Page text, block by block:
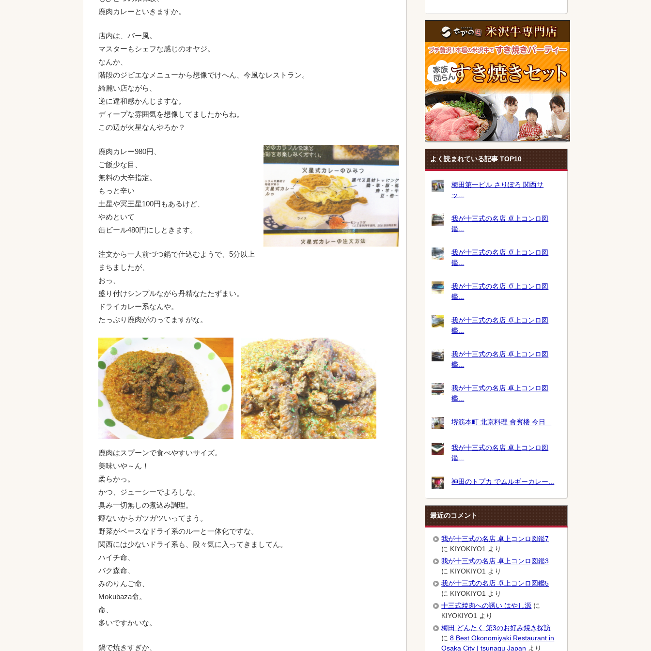
鹿肉カレーといきますか。
店内は、バー風。
マスターもシェフな感じのオヤジ。
なんか、
階段のジビエなメニューから想像でけへん、今風なレストラン。
綺麗い店ながら、
逆に違和感かんじますな。
ディープな雰囲気を想像してましたからね。
この辺が火星なんやろか？
鹿肉カレー980円、
ご飯少な目、
無料の大辛指定。
もっと辛い
土星や冥王星100円もあるけど、
やめといて
缶ビール480円にしときます。
注文から一人前づつ鍋で仕込むようで、5分以上
まちましたが、
おっ、
盛り付けシンプルながら丹精なたたずまい。
ドライカレー系なんや。
たっぷり鹿肉がのってますがな。
鹿肉はスプーンで食べやすいサイズ。
美味いや～ん！
柔らかっ。
かつ、ジューシーでよろしな。
臭み一切無しの煮込み調理。
癖ないからガツガツいってまう。
野菜がベースなドライ系のルーと一体化ですな。
関西には少ないドライ系も、段々気に入ってきましてん。
ハイチ命、
パク森命、
みのりんご命、
Mokubaza命。
命、
多いですかいな。
鍋で焼きすぎか、
よく読まれている記事 TOP10
梅田第一ビル さりぽろ 関西サ
ッ...
我が十三式の名店 卓上コンロ図
鑑...
我が十三式の名店 卓上コンロ図
鑑...
我が十三式の名店 卓上コンロ図
鑑...
我が十三式の名店 卓上コンロ図
鑑...
我が十三式の名店 卓上コンロ図
鑑...
我が十三式の名店 卓上コンロ図
鑑...
堺筋本町 北京料理 會賓楼 今日...
我が十三式の名店 卓上コンロ図
鑑...
神田のトプカ でムルギーカレー...
最近のコメント
我が十三式の名店 卓上コンロ図鑑7
に KIYOKIYO1 より
我が十三式の名店 卓上コンロ図鑑3
に KIYOKIYO1 より
我が十三式の名店 卓上コンロ図鑑5
に KIYOKIYO1 より
十三式焼肉への誘い はやし源 に
KIYOKIYO1 より
梅田 どんたく 第3のお好み焼き探訪
に8 Best Okonomiyaki Restaurant in
Osaka City | tsunagu Japan より